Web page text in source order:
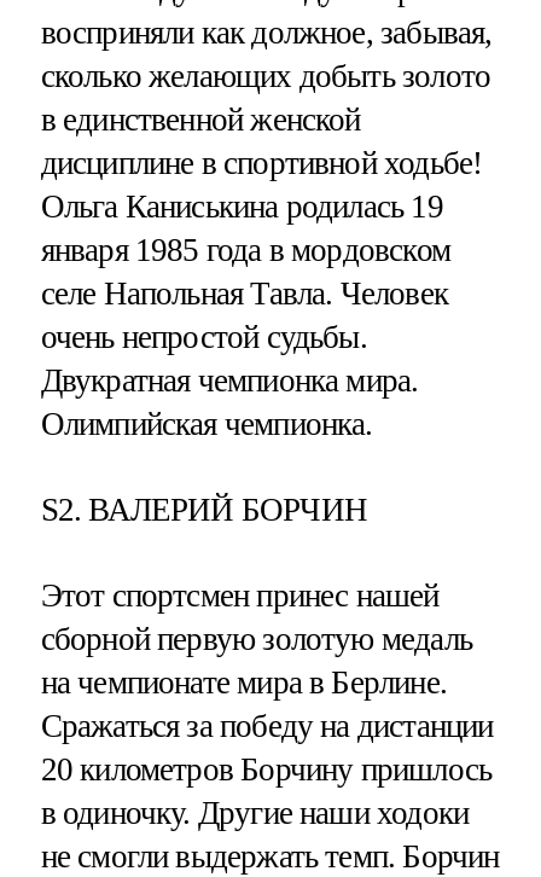
восприняли как должное, забывая,
сколько желающих добыть золото
в единственной женской
дисциплине в спортивной ходьбе!
Ольга Каниськина родилась 19
января 1985 года в мордовском
селе Напольная Тавла. Человек
очень непростой судьбы.
Двукратная чемпионка мира.
Олимпийская чемпионка.
S2. ВАЛЕРИЙ БОРЧИН
Этот спортсмен принес нашей
сборной первую золотую медаль
на чемпионате мира в Берлине.
Сражаться за победу на дистанции
20 километров Борчину пришлось
в одиночку. Другие наши ходоки
не смогли выдержать темп. Борчин